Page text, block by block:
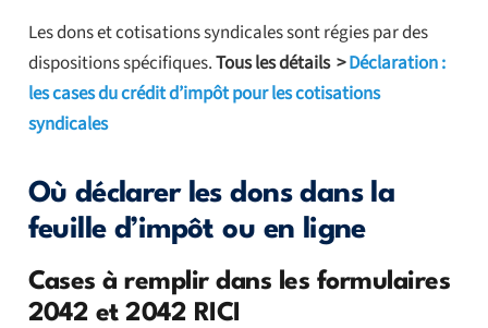
Les dons et cotisations syndicales sont régies par des
dispositions spécifiques.Tous les détails >Déclaration :
les cases du crédit d’impôt pour les cotisations
syndicales
Où déclarer les dons dans la
feuille d’impôt ou en ligne
Cases à remplir dans les formulaires
2042 et 2042 RICI